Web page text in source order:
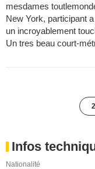
mesdames
New York, participant
un incroyablement
Un tres beau court-
Infos
Nationalité